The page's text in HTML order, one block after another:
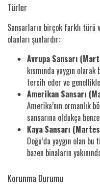
Türler
Sansarların birçok farklı türü
olanları şunlardır:
Avrupa Sansarı
kısmında yaygın
tercih eder ve
Amerikan Sansarı
Amerika’nın ormanlık
sansarına oldukça
Kaya Sansarı
Doğu’da yaygın olan
bazen binaların
Korunma Durumu